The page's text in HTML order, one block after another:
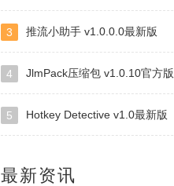
白金岛掼蛋
3 推流小助手 v1.0.0.0最新版
4 JlmPack压缩包 v1.0.10官方版
5 Hotkey Detective v1.0最新版
最新资讯